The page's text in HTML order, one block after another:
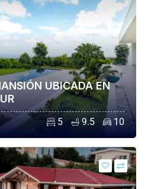
UBICADA EN
5 9.5 10